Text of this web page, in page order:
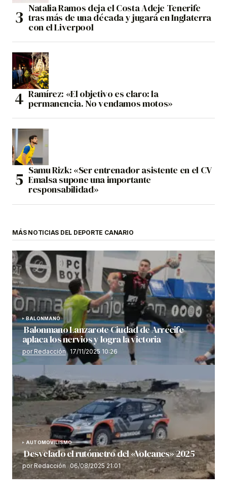
Natalia Ramos deja el Costa Adeje Tenerife
tras más de una década y jugará en Inglaterra
con el Liverpool
Ramírez: «El objetivo es claro: la
permanencia. No vendamos motos»
Samu Rizk: «Ser entrenador asistente en el CV
Emalsa supone una importante
responsabilidad»
MÁS NOTICIAS DEL DEPORTE CANARIO
BALONMANO
Balonmano Lanzarote Ciudad de Arrecife
aplaca los nervios y logra la victoria
por Redacción 17/11/2025 10:26
AUTOMOVILISMO
Desvelado el rutómetro del «Volcanes» 2025
por Redacción 06/08/2025 21:01